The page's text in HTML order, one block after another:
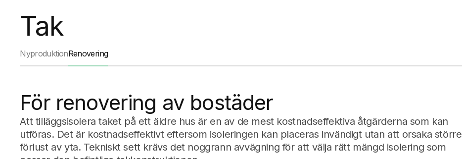
Tak
NyproduktionRenovering
För renovering av bostäder
Att tilläggsisolera taket på ett äldre hus är en av de mest kostnadseffektiva åtgärderna som kan
utföras. Det är kostnadseffektivt eftersom isoleringen kan placeras invändigt utan att orsaka större
förlust av yta. Tekniskt sett krävs det noggrann avvägning för att välja rätt mängd isolering som